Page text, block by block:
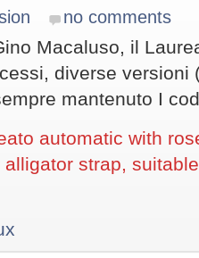
no comments
Macaluso, il
diverse versioni
mantenuto I
automatic with
strap,